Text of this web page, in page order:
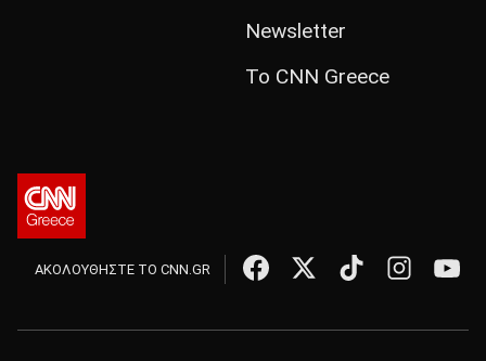
Newsletter
Το CNN Greece
ΑΚΟΛΟΥΘΗΣΤΕ ΤΟ CNN.GR